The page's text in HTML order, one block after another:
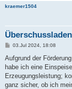
kraemer1504
B
r
a
03.Jul 2024, 18:08
Aufgrund der
habe ich eine
Erzeugungsleistung;
ganz sicher, ob ich